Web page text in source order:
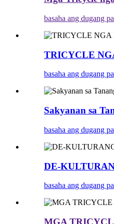
basaha ang dugang pa
TRICYCLE
basaha ang dugang pa
Sakyanan sa
basaha ang dugang pa
DE-
basaha ang dugang pa
MGA